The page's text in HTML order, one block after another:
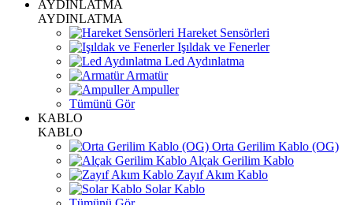
AYDINLATMA
AYDINLATMA
Hareket Sensörleri
Işıldak ve Fenerler
Led Aydınlatma
Armatür
Ampuller
Tümünü Gör
KABLO
KABLO
Orta Gerilim Kablo (OG)
Alçak Gerilim Kablo
Zayıf Akım Kablo
Solar Kablo